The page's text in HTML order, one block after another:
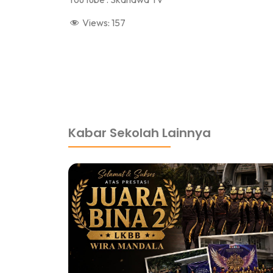
Views: 157
Kabar Sekolah Lainnya